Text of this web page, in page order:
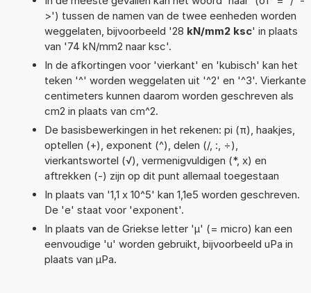
>') tussen de namen van de twee eenheden worden
weggelaten, bijvoorbeeld '28 kN/mm2 ksc' in plaats
van '74 kN/mm2 naar ksc'.
In de afkortingen voor 'vierkant' en 'kubisch' kan het
teken '^' worden weggelaten uit '^2' en '^3'. Vierkante
centimeters kunnen daarom worden geschreven als
cm2 in plaats van cm^2.
De basisbewerkingen in het rekenen: pi (π), haakjes,
optellen (+), exponent (^), delen (/, :, ÷),
vierkantswortel (√), vermenigvuldigen (*, x) en
aftrekken (-) zijn op dit punt allemaal toegestaan
In plaats van '1,1 x 10^5' kan 1,1e5 worden geschreven.
De 'e' staat voor 'exponent'.
In plaats van de Griekse letter 'µ' (= micro) kan een
eenvoudige 'u' worden gebruikt, bijvoorbeeld uPa in
plaats van µPa.